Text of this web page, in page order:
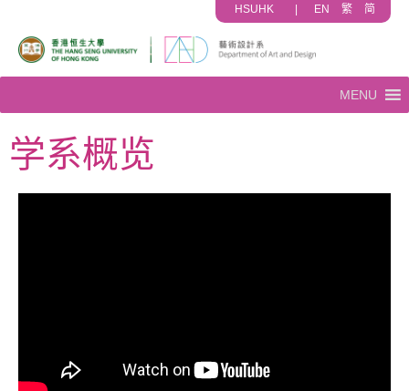
HSUHK EN 繁 简
MENU
学系概览